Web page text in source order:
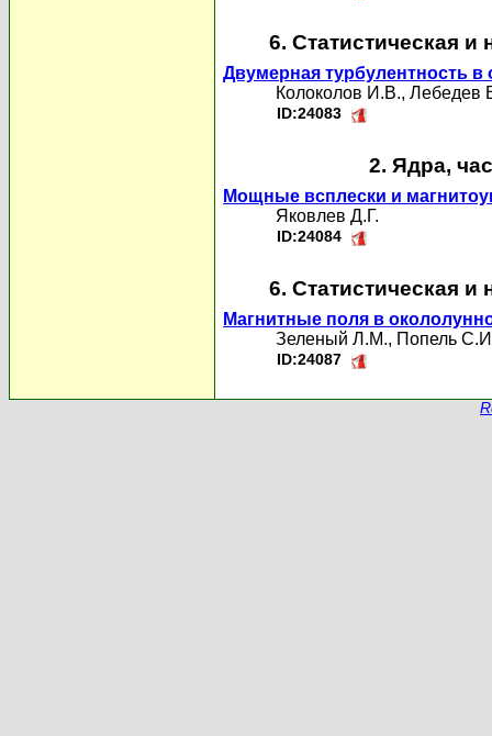
6. Статистическая
Двумерная турбулентность в
Колоколов И.В., Лебедев
ID:24083
2. Ядра,
Мощные всплески и
Яковлев Д.Г.
ID:24084
6. Статистическая
Магнитные поля в
Зеленый Л.М., Попель
ID:24087